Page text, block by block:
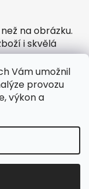
Vám umožnil
provozu
výkon a
na obrázku.
i skvělá